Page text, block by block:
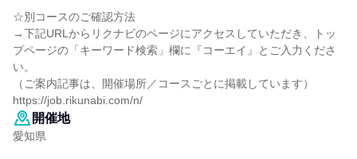
☆別コースのご確認方法
→下記URLからリクナビのページにアクセスしていただき、トッ
プページの「キーワード検索」欄に『コーエイ』とご入力くださ
い。
（ご案内記事は、開催場所／コースごとに掲載しています）
https://job.rikunabi.com/n/
開催地
愛知県